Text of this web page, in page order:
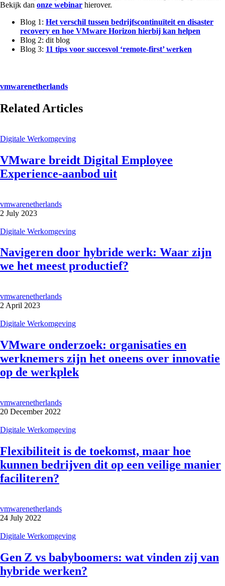
Bekijk dan onze webinar hierover.
Blog 1: Het verschil tussen bedrijfscontinuïteit en disaster
recovery en hoe VMware Horizon hierbij kan helpen
Blog 2: dit blog
Blog 3: 11 tips voor succesvol ‘remote-first’ werken
vmwarenetherlands
Related Articles
Digitale Werkomgeving
VMware breidt Digital Employee
Experience-aanbod uit
vmwarenetherlands
2 July 2023
Digitale Werkomgeving
Navigeren door hybride werk: Waar zijn
we het meest productief?
vmwarenetherlands
2 April 2023
Digitale Werkomgeving
VMware onderzoek: organisaties en
werknemers zijn het oneens over innovatie
op de werkplek
vmwarenetherlands
20 December 2022
Digitale Werkomgeving
Flexibiliteit is de toekomst, maar hoe
kunnen bedrijven dit op een veilige manier
faciliteren?
vmwarenetherlands
24 July 2022
Digitale Werkomgeving
Gen Z vs babyboomers: wat vinden zij van
hybride werken?